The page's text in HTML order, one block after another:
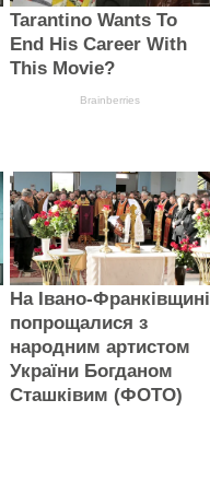
Tarantino Wants To
End His Career With
This Movie?
Brainberries
На Івано-Франківщині
попрощалися з
народним артистом
України Богданом
Сташківим (ФОТО)